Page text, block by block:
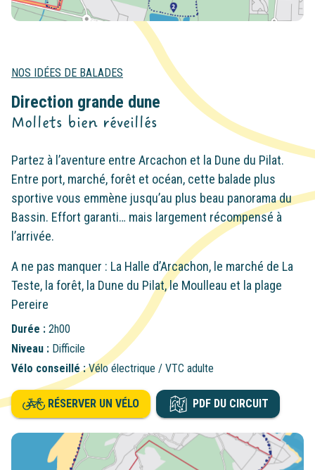
NOS IDÉES DE BALADES
Direction grande dune
Mollets bien réveillés
Partez à l’aventure entre Arcachon et la Dune du Pilat.
Entre port, marché, forêt et océan, cette balade plus
sportive vous emmène jusqu’au plus beau panorama du
Bassin. Effort garanti… mais largement récompensé à
l’arrivée.
A ne pas manquer : La Halle d’Arcachon, le marché de La
Teste, la forêt, la Dune du Pilat, le Moulleau et la plage
Pereire
Durée : 2h00
Niveau : Difficile
Vélo conseillé :Vélo électrique / VTC adulte
RÉSERVER UN VÉLO PDF DU CIRCUIT